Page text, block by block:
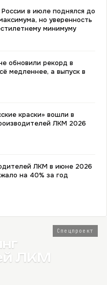
в июле поднялся до
но уверенность
минимуму
обновили рекорд в
медленнее, а выпуск в
краски» вошли в
ЛКМ 2026
ЛКМ в июне 2026
на 40% за год
Спецпроект
ЛКМ